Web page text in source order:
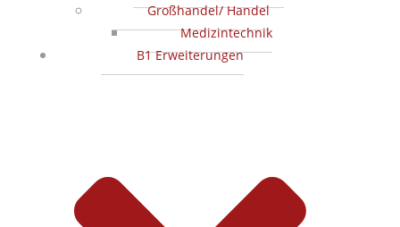
Großhandel/ Handel
Medizintechnik
B1 Erweiterungen